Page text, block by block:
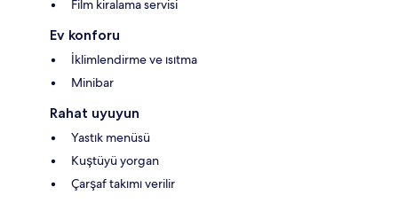
Film kiralama servisi
Ev konforu
İklimlendirme ve ısıtma
Minibar
Rahat uyuyun
Yastık menüsü
Kuştüyü yorgan
Çarşaf takımı verilir